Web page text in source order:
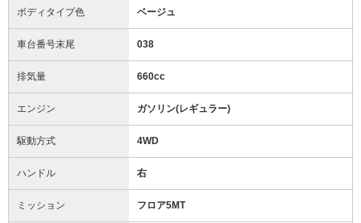
ボディタイプ色 ベージュ
車台番号末尾 038
排気量 660cc
エンジン ガソリン(レギュラー)
駆動方式 4WD
ハンドル 右
ミッション フロア5MT